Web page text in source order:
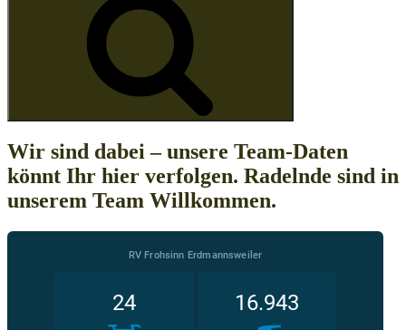
Wir sind dabei – unsere Team-Daten
könnt Ihr hier verfolgen. Radelnde sind in
unserem Team Willkommen.